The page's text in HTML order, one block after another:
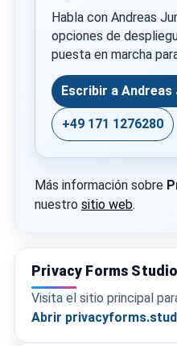
Habla con Andreas
opciones de
puesta en marcha
Escribir a Andreas
+49 171 1276280
Más información sobre
nuestro sitio web.
Privacy Forms Studio
Visita el sitio principal
Abrir